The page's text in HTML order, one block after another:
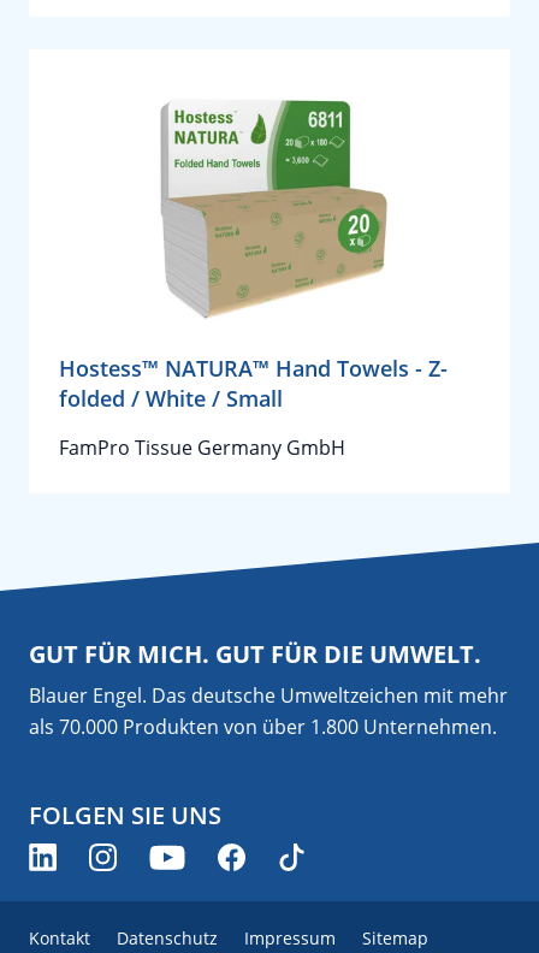
Hostess™ NATURA™ Hand Towels - Z-
folded / White / Small
FamPro Tissue Germany GmbH
GUT FÜR MICH. GUT FÜR DIE UMWELT.
Blauer Engel. Das deutsche Umweltzeichen mit mehr
als 70.000 Produkten von über 1.800 Unternehmen.
FOLGEN SIE UNS
Kontakt Datenschutz Impressum Sitemap